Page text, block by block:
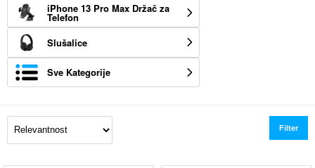
iPhone 13 Pro Max Držač za
Telefon
Slušalice
Sve Kategorije
Filter